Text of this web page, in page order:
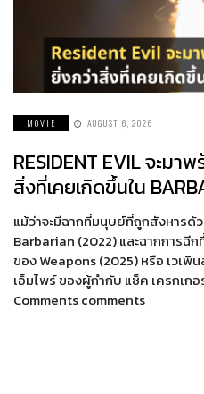
MOVIE AUGUST 6, 2026
RESIDENT EVIL จะม
สิ่งที่เคยเกิดขึ้นใน
แม้ว่าจะมีฉากที่มนุษย์ที่ถูกสังหารด้
Barbarian (2022) และฉากการฉี
ของ Weapons (2025) หรือ เวเ
เอ็มไพร์ ของผู้กำกับ แซ็ค เครกเก
Comments comments